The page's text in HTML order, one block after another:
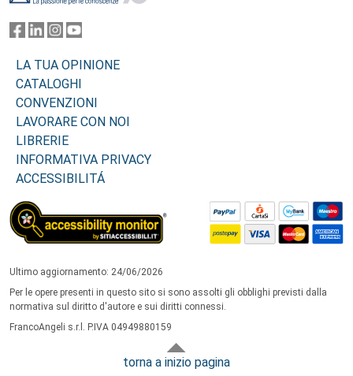
LA TUA OPINIONE
CATALOGHI
CONVENZIONI
LAVORARE CON NOI
LIBRERIE
INFORMATIVA PRIVACY
ACCESSIBILITÁ
Ultimo aggiornamento: 24/06/2026
Per le opere presenti in questo sito si sono assolti gli obblighi previsti dalla
normativa sul diritto d'autore e sui diritti connessi.
FrancoAngeli s.r.l. P.IVA 04949880159
torna a inizio pagina